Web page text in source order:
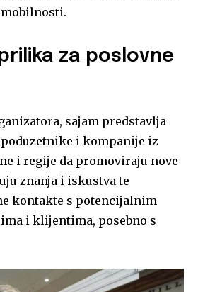
za poslovne
sajam predstavlja
i kompanije iz
i regije da promoviraju nove
znanja i iskustva te
kontakte s potencijalnim
i klijentima, posebno s